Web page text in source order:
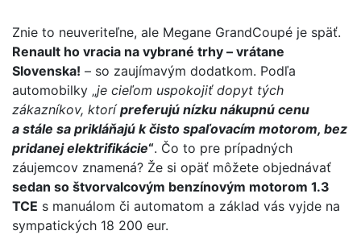
Znie to neuveriteľne, ale Megane GrandCoupé je späť.
Renault ho vracia na vybrané trhy – vrátane
Slovenska! – so zaujímavým dodatkom. Podľa
automobilky „je cieľom uspokojiť dopyt tých
zákazníkov, ktorípreferujú nízku nákupnú cenu
a stále sa prikláňajú k čisto spaľovacím motorom, bez
pridanej elektrifikácie“. Čo to pre prípadných
záujemcov znamená? Že si opäť môžete objednávať
sedan so štvorvalcovým benzínovým motorom 1.3
TCE s manuálom či automatom a základ vás vyjde na
sympatických 18 200 eur.